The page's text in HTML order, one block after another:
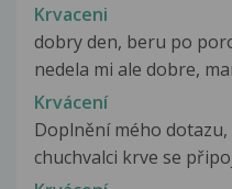
Krvaceni
dobry den, beru po
nedela mi ale dobre,
Krvácení
Doplnění mého
chuchvalci krve se